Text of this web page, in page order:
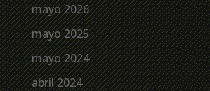
mayo 2026
mayo 2025
mayo 2024
abril 2024